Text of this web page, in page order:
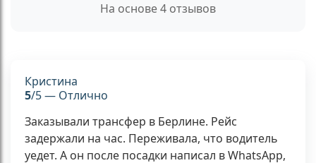
На основе 4 отзывов
Кристина
5/5 — Отлично
Заказывали трансфер в Берлине. Рейс
задержали на час. Переживала, что водитель
уедет. А он после посадки написал в WhatsApp,